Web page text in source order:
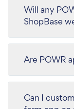
Will any
ShopBase
Are POWR
Can I